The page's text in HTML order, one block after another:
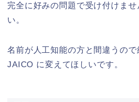
完全に好みの問題で受け付けませ
い。
名前が人工知能の方と間違うの
JAICO に変えてほしいです。